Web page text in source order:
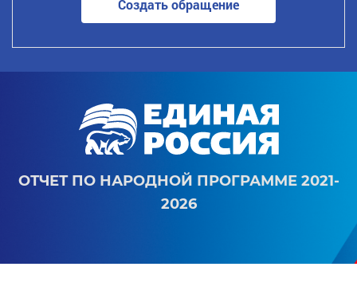
Создать обращение
ОТЧЕТ ПО НАРОДНОЙ ПРОГРАММЕ 2021-
2026